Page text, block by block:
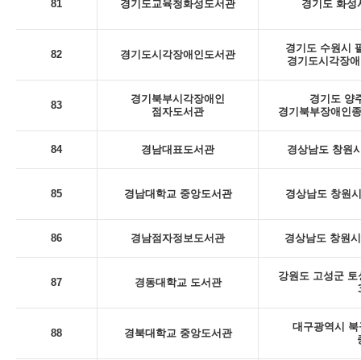
81 경기도교육청화성도서관 경기도 화성
82 경기도시각장애인도서관
경기도 수원시
경기도시각장
83
경기북부시각장애인
점자도서관
경기도 양
경기북부장애인
84 경남대표도서관 경상남도 창원
85 경남대학교 중앙도서관 경상남도 창원
86 경남점자정보도서관 경상남도 창원
87 경동대학교 도서관
강원도 고성군
88 경북대학교 중앙도서관
대구광역시